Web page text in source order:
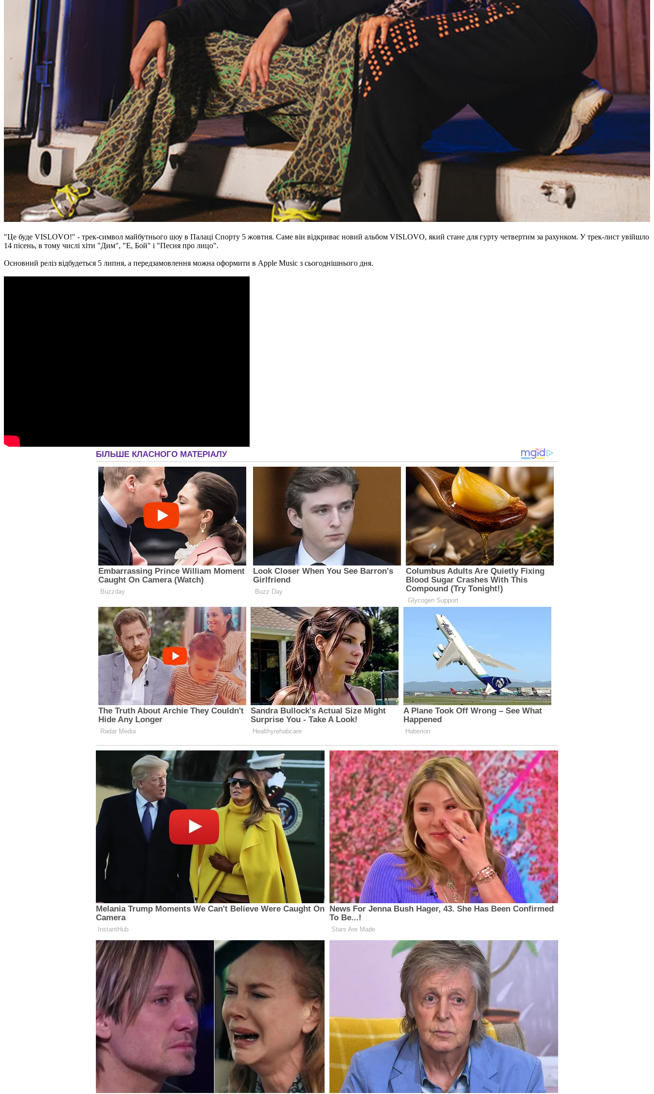
"Це буде VISLOVO!" - трек-символ майбутнього шоу в Палаці Спорту 5 жовтня. Саме він відкриває новий альбом VISLOVO, який стане для гурту четвертим за рахунком. У трек-лист увійшло
14 пісень, в тому числі хіти "Дим", "Е, Бой" і "Песня про лицо".
Основний реліз відбудеться 5 липня, а передзамовлення можна оформити в Apple Music з сьогоднішнього дня.